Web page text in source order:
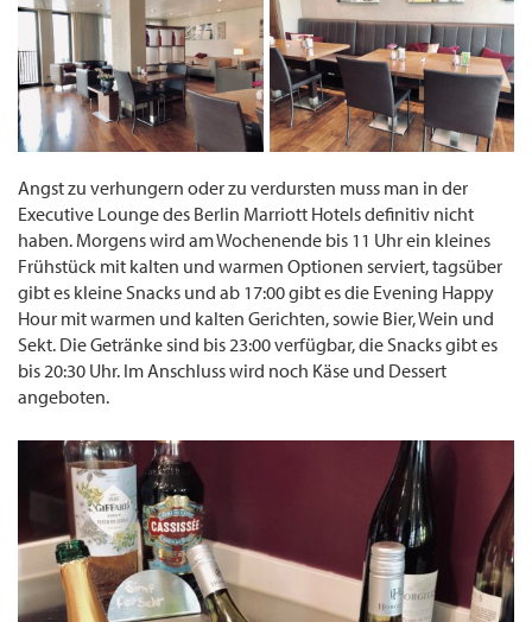
Angst zu verhungern oder zu verdursten muss man in der
Executive Lounge des Berlin Marriott Hotels definitiv nicht
haben. Morgens wird am Wochenende bis 11 Uhr ein kleines
Frühstück mit kalten und warmen Optionen serviert, tagsüber
gibt es kleine Snacks und ab 17:00 gibt es die Evening Happy
Hour mit warmen und kalten Gerichten, sowie Bier, Wein und
Sekt. Die Getränke sind bis 23:00 verfügbar, die Snacks gibt es
bis 20:30 Uhr. Im Anschluss wird noch Käse und Dessert
angeboten.